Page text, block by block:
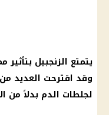
يتمتع الزنجبيل بتأثير
وقد اقترحت العديد
لجلطات الدم بدلاً من